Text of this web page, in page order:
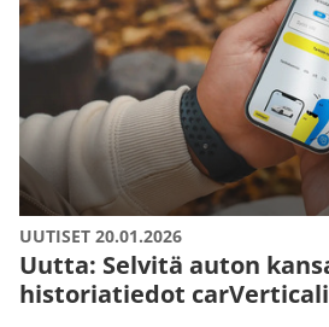
UUTISET 20.01.2026
Uutta: Selvitä auton
historiatiedot